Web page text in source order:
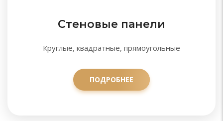
Стеновые панели
Круглые, квадратные, прямоугольные
ПОДРОБНЕЕ